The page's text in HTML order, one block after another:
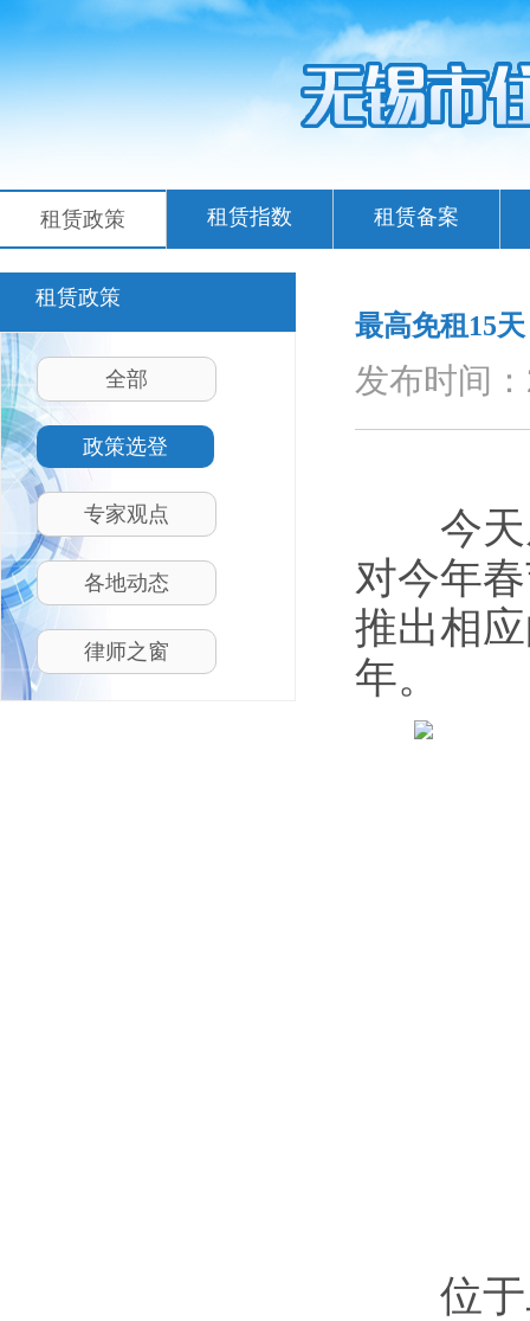
租赁政策 租赁指数 租赁备案
租赁政策
全部
政策选登
专家观点
各地动态
律师之窗
最高免租15
发布时间
今天从
对今年
推出相
年。
位于二